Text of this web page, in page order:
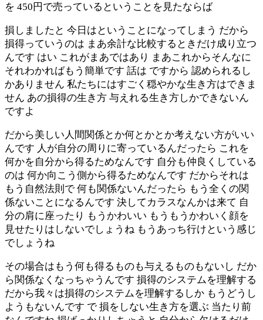
を 450円で売っているということを見たならば
損しましたと 今日はということになってしまう だから
損得っていうのは まあ余計な比較するときだけ成り立つ
んです はい これがまあではあり まあこれからそんなに
それわかればもう簡単です 話は ですから 認められるし
かありません 私たちにはすごく穏やかな生き方はできま
せん あの損得の生き方 与えれる生き方しかできないん
ですよ
だから美しい人間関係とか何とかとか考えない方がいい
んです 人が自分の周りに寄っているんだったら これを
何かを自分から得るためなんです 自分も仲良くしている
のは 何か向こう側から得るためなんです だからそれは
もう自然法則で 何も関係ないんだったら もう全くの関
係ないことになるんです 決してカラスなんかは来て 自
分の肩に座ったり もうかわいい もうもうかわいく顔を
見せたりはしないでしょうね もうあっち行けという感じ
でしょうね
その場合はもう何も得るものも与えるものもないし だか
ら関係なくなっちゃうんです 損得のシステムを理解する
だから我々は損得のシステムを理解するしか もうどうし
ようもないんです で 損をしない生き方を選ぶ 当たり前